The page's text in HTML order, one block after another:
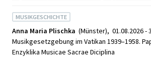
MUSIKGESCHICHTE
Anna Maria Plischka (Münster), 01.08.2026 -
Musikgesetzgebung im Vatikan 1939–1958.
Enzyklika Musicae Sacrae Diciplina